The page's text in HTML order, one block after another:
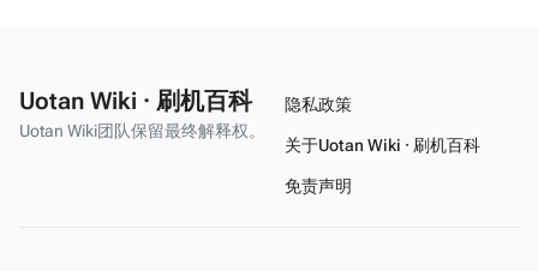
Uotan Wiki · 刷机百科
Uotan Wiki团队保留最终解释权。
隐私政策
关于Uotan Wiki · 刷机百科
免责声明